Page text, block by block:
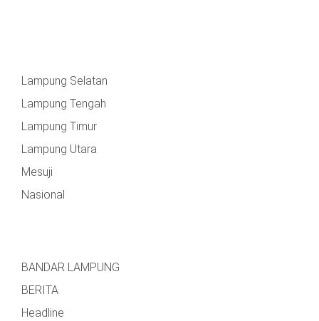
Lampung Selatan
Lampung Tengah
Lampung Timur
Lampung Utara
Mesuji
Nasional
BANDAR LAMPUNG
BERITA
Headline